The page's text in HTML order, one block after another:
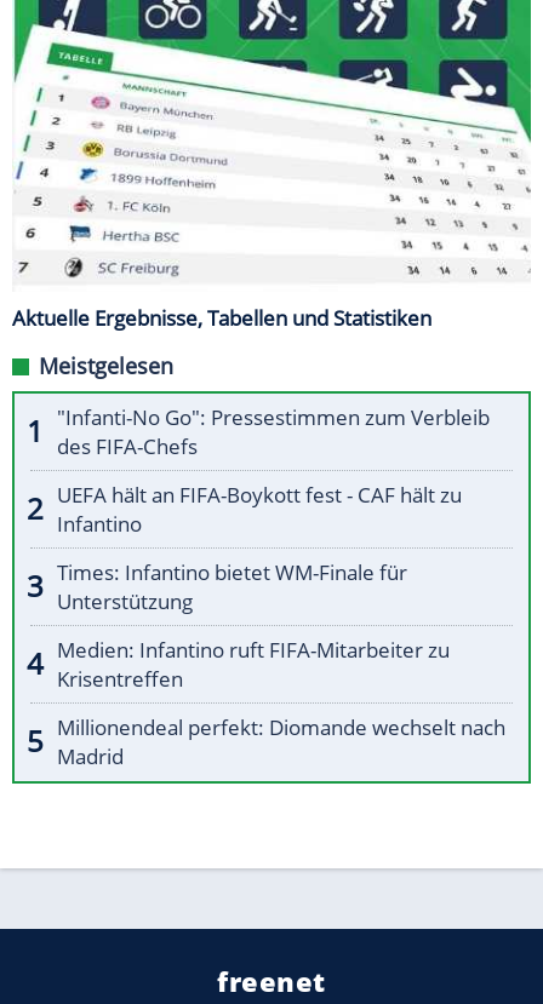
Aktuelle Ergebnisse, Tabellen und Statistiken
Meistgelesen
"Infanti-No Go": Pressestimmen zum Verbleib
des FIFA-Chefs
UEFA hält an FIFA-Boykott fest - CAF hält zu
Infantino
Times: Infantino bietet WM-Finale für
Unterstützung
Medien: Infantino ruft FIFA-Mitarbeiter zu
Krisentreffen
Millionendeal perfekt: Diomande wechselt nach
Madrid
freenet